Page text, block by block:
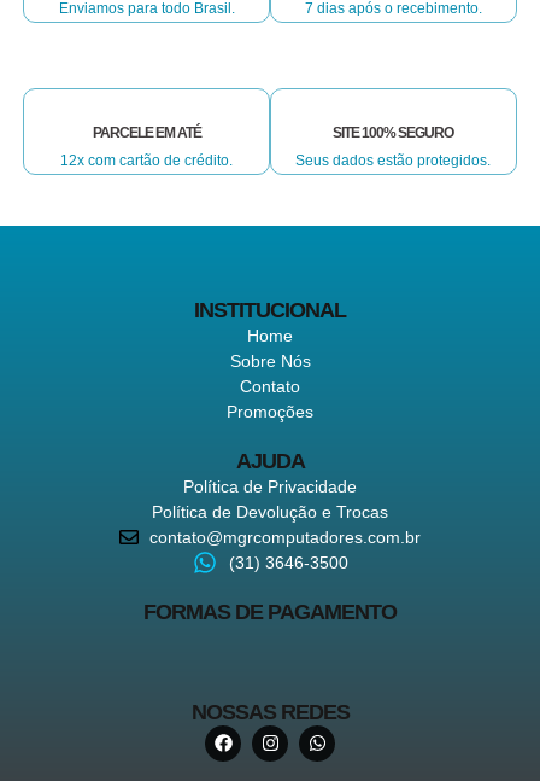
Enviamos para todo Brasil. 7 dias após o recebimento.
PARCELE EM ATÉ
12x com cartão de crédito.
SITE 100% SEGURO
Seus dados estão protegidos.
INSTITUCIONAL
Home
Sobre Nós
Contato
Promoções
AJUDA
Política de Privacidade
Política de Devolução e Trocas
contato@mgrcomputadores.com.br
(31) 3646-3500
FORMAS DE PAGAMENTO
NOSSAS REDES